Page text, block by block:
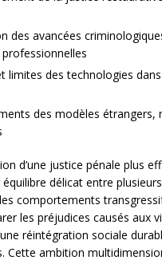
des avancées
limites des technologies dans
des modèles
d’une justice pénale plus
délicat entre
comportements
les préjudices causés aux
réintégration sociale
Cette ambition